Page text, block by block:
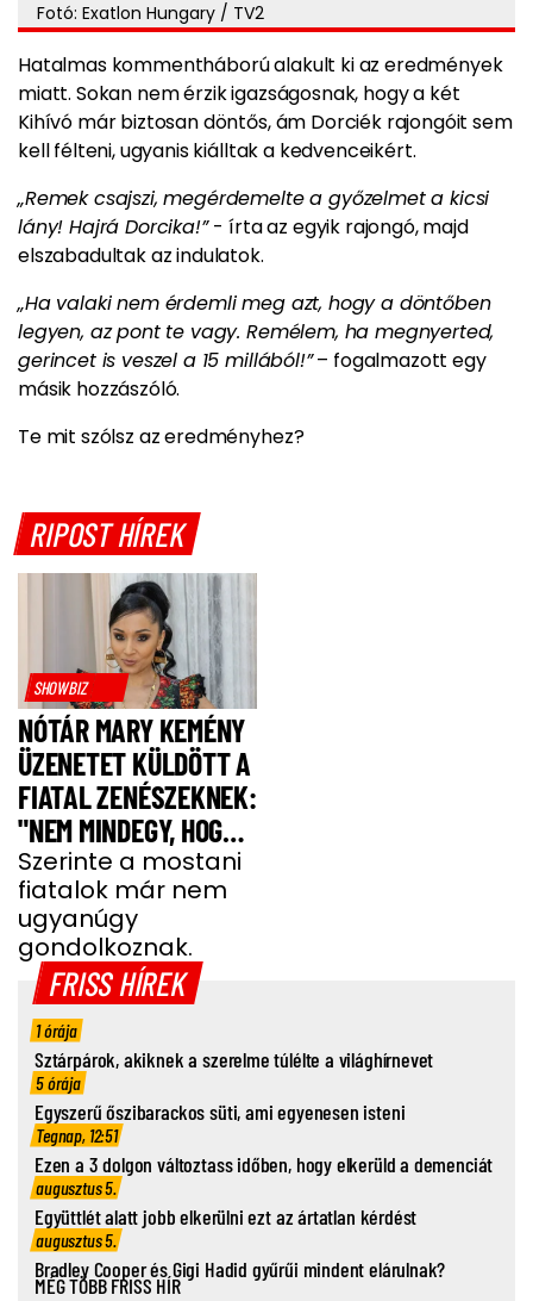
Fotó: Exatlon Hungary / TV2
Hatalmas kommentháború alakult ki az eredmények
miatt. Sokan nem érzik igazságosnak, hogy a két
Kihívó már biztosan döntős, ám Dorciék rajongóit sem
kell félteni, ugyanis kiálltak a kedvenceikért.
„Remek csajszi, megérdemelte a győzelmet a kicsi
lány! Hajrá Dorcika!”- írta az egyik rajongó, majd
elszabadultak az indulatok.
„Ha valaki nem érdemli meg azt, hogy a döntőben
legyen, az pont te vagy. Remélem, ha megnyerted,
gerincet is veszel a 15 millából!”– fogalmazott egy
másik hozzászóló.
Te mit szólsz az eredményhez?
RIPOST HÍREK
SHOWBIZ
NÓTÁR MARY KEMÉNY
ÜZENETET KÜLDÖTT A
FIATAL ZENÉSZEKNEK:
"NEM MINDEGY, HOGY
MIT VISZEL A
SZÍNPADRA!"
Szerinte a mostani
fiatalok már nem
ugyanúgy
gondolkoznak.
FRISS HÍREK
1 órája
Sztárpárok, akiknek a szerelme túlélte a világhírnevet
5 órája
Egyszerű őszibarackos süti, ami egyenesen isteni
Tegnap, 12:51
Ezen a 3 dolgon változtass időben, hogy elkerüld a demenciát
augusztus 5.
Együttlét alatt jobb elkerülni ezt az ártatlan kérdést
augusztus 5.
Bradley Cooper és Gigi Hadid gyűrűi mindent elárulnak?
MÉG TÖBB FRISS HÍR